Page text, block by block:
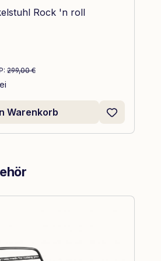
Rock 'n roll
Preis:
299,00 €
Warenkorb